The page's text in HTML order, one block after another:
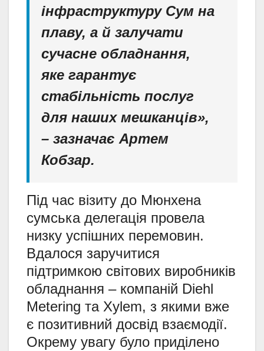
інфраструктуру Сум на
плаву, а й залучати
сучасне обладнання,
яке гарантує
стабільність послуг
для наших мешканців»,
– зазначає Артем
Кобзар.
Під час візиту до Мюнхена
сумська делегація провела
низку успішних перемовин.
Вдалося заручитися
підтримкою світових виробників
обладнання – компаній Diehl
Metering та Xylem, з якими вже
є позитивний досвід взаємодії.
Окрему увагу було приділено